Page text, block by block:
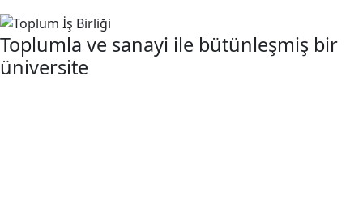
Toplumla ve sanayi ile bütünleşmiş bir
üniversite